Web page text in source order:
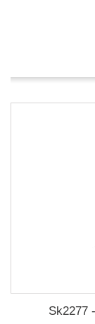
Sk2277